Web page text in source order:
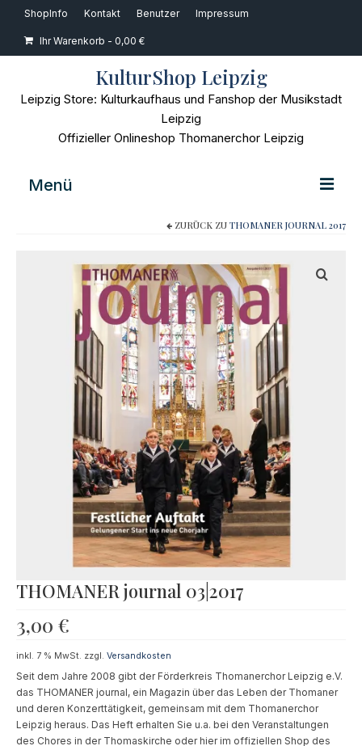
ShopInfo Kontakt Benutzer Impressum
Ihr Warenkorb - 0,00 €
KulturShop Leipzig
Leipzig Store: Kulturkaufhaus und Fanshop der Musikstadt
Leipzig
Offizieller Onlineshop Thomanerchor Leipzig
Menü
Souvenir
KidsStore
Saison
Sale [%]
ZURÜCK ZU THOMANER JOURNAL 2017
THOMANER journal 03|2017
3,00 €
inkl. 7 % MwSt. zzgl. Versandkosten
Seit dem Jahre 2008 gibt der Förderkreis Thomanerchor Leipzig e.V.
das THOMANER journal, ein Magazin über das Leben der Thomaner
und deren Konzerttätigkeit, gemeinsam mit dem Thomanerchor
Leipzig heraus. Das Heft erhalten Sie u.a. bei den Veranstaltungen
des Chores in der Thomaskirche oder hier im offiziellen Shop des